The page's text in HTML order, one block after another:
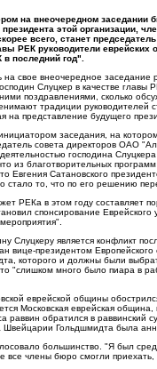
на внеочередном заседании
президента этой организации,
всего, станет
РЕК руководители
последний год".
свое внеочередное заседание
Слуцкер в качестве главы
поздравлениями, сколько
традиции руководителей
на представление будущего
заседания, на
совета директоров ОАО
господина
из благотворительных
Евгения Сатановского
стало то, что по его решению
РЕКа в этом году составляет
спонсирование
Слуцкеру является конфликт
президентом Европейского
которого и должны были
много было пиара в
еврейской общины
Московская еврейская
обратился в раввинский
Гольдшмидта была
большинство. "Я был
члены бюро смогли приехать,